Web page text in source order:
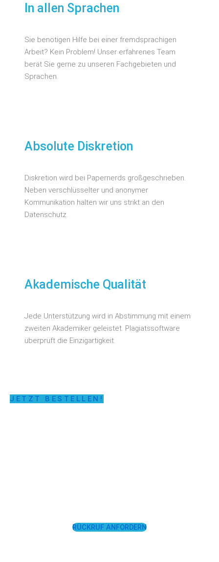
In allen Sprachen
Sie benötigen Hilfe bei einer fremdsprachigen
Arbeit? Kein Problem! Unser erfahrenes Team
berät Sie gerne zu unseren Fachgebieten und
Sprachen.
Absolute Diskretion
Diskretion wird bei Papernerds großgeschrieben.
Neben verschlüsselter und anonymer
Kommunikation halten wir uns strikt an den
Datenschutz.
Akademische Qualität
Jede Unterstützung wird in Abstimmung mit einem
zweiten Akademiker geleistet. Plagiatssoftware
überprüft die Einzigartigkeit.
JETZT BESTELLEN!
RÜCKRUF ANFORDERN